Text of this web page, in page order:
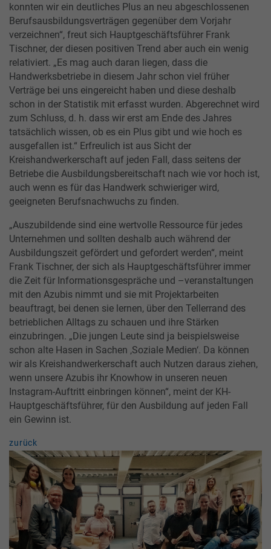
konnten wir ein deutliches Plus an neu abgeschlossenen
Berufsausbildungsverträgen gegenüber dem Vorjahr
verzeichnen“, freut sich Hauptgeschäftsführer Frank
Tischner, der diesen positiven Trend aber auch ein wenig
relativiert. „Es mag auch daran liegen, dass die
Handwerksbetriebe in diesem Jahr schon viel früher
Verträge bei uns eingereicht haben und diese deshalb
schon in der Statistik mit erfasst wurden. Abgerechnet wird
zum Schluss, d. h. dass wir erst am Ende des Jahres
tatsächlich wissen, ob es ein Plus gibt und wie hoch es
ausgefallen ist.“ Erfreulich ist aus Sicht der
Kreishandwerkerschaft auf jeden Fall, dass seitens der
Betriebe die Ausbildungsbereitschaft nach wie vor hoch ist,
auch wenn es für das Handwerk schwieriger wird,
geeigneten Berufsnachwuchs zu finden.
„Auszubildende sind eine wertvolle Ressource für jedes
Unternehmen und sollten deshalb auch während der
Ausbildungszeit gefördert und gefordert werden“, meint
Frank Tischner, der sich als Hauptgeschäftsführer immer
die Zeit für Informationsgespräche und –veranstaltungen
mit den Azubis nimmt und sie mit Projektarbeiten
beauftragt, bei denen sie lernen, über den Tellerrand des
betrieblichen Alltags zu schauen und ihre Stärken
einzubringen. „Die jungen Leute sind ja beispielsweise
schon alte Hasen in Sachen ‚Soziale Medien‘. Da können
wir als Kreishandwerkerschaft auch Nutzen daraus ziehen,
wenn unsere Azubis ihr Knowhow in unseren neuen
Instagram-Auftritt einbringen können“, meint der KH-
Hauptgeschäftsführer, für den Ausbildung auf jeden Fall
ein Gewinn ist.
zurück